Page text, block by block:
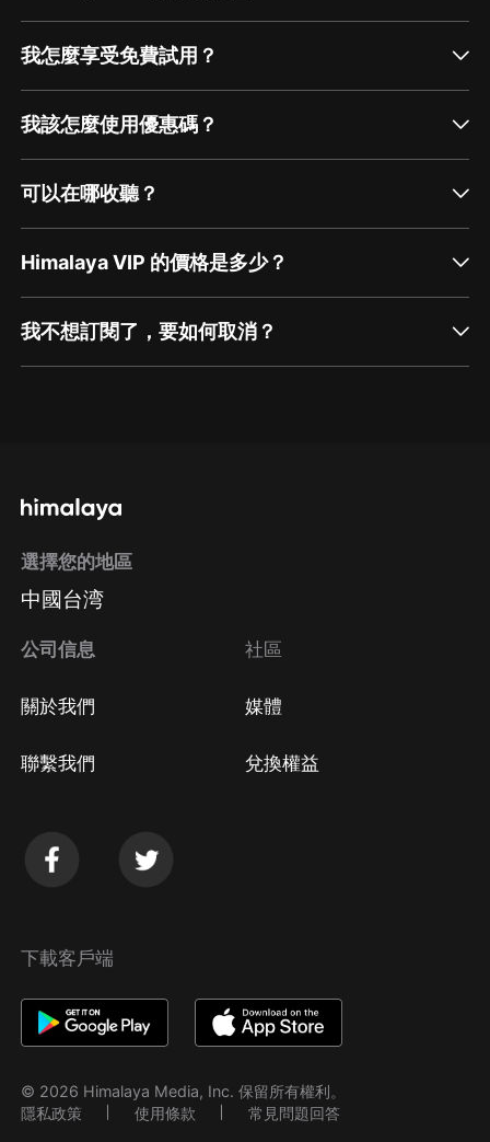
我怎麼享受免費試用？
我該怎麼使用優惠碼？
可以在哪收聽？
Himalaya VIP 的價格是多少？
我不想訂閱了，要如何取消？
方法 Google Play取消訂閱方法
選擇您的地區
中國台湾
公司信息
關於我們
聯繫我們
社區
媒體
兌換權益
下載客戶端
© 2026 Himalaya Media, Inc. 保留所有權利。
隱私政策
使用條款 常見問題回答